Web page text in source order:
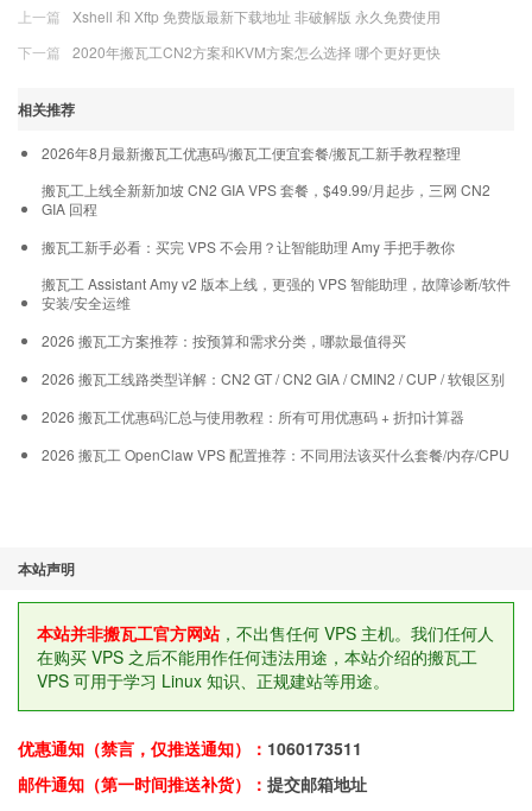
上一篇
Xshell 和 Xftp 免费版最新下载地址 非破解版 永久免费使用
下一篇
2020年搬瓦工CN2方案和KVM方案怎么选择 哪个更好更快
相关推荐
2026年8月最新搬瓦工优惠码/搬瓦工便宜套餐/搬瓦工新手教程整理
搬瓦工上线全新新加坡 CN2 GIA VPS 套餐，$49.99/月起步，三网 CN2
GIA 回程
搬瓦工新手必看：买完 VPS 不会用？让智能助理 Amy 手把手教你
搬瓦工 Assistant Amy v2 版本上线，更强的 VPS 智能助理，故障诊断/软件
安装/安全运维
2026 搬瓦工方案推荐：按预算和需求分类，哪款最值得买
2026 搬瓦工线路类型详解：CN2 GT / CN2 GIA / CMIN2 / CUP / 软银区别
2026 搬瓦工优惠码汇总与使用教程：所有可用优惠码 + 折扣计算器
2026 搬瓦工 OpenClaw VPS 配置推荐：不同用法该买什么套餐/内存/CPU
本站声明
本站并非搬瓦工官方网站，不出售任何 VPS 主机。我们任何人
在购买 VPS 之后不能用作任何违法用途，本站介绍的搬瓦工
VPS 可用于学习 Linux 知识、正规建站等用途。
优惠通知（禁言，仅推送通知）： 1060173511
邮件通知（第一时间推送补货）： 提交邮箱地址